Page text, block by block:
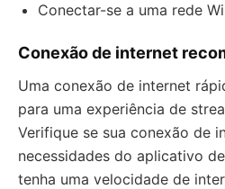
Conectar-se a uma rede
Conexão de internet
Uma conexão de internet
para uma experiência de
Verifique se sua conexão de
necessidades do aplicativo
tenha uma velocidade de